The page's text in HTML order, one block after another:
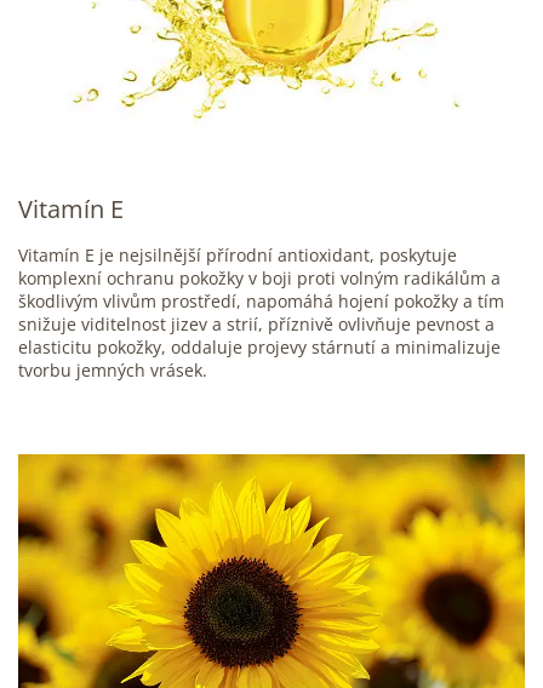
Vitamín E
Vitamín E je nejsilnější přírodní antioxidant, poskytuje
komplexní ochranu pokožky v boji proti volným radikálům a
škodlivým vlivům prostředí, napomáhá hojení pokožky a tím
snižuje viditelnost jizev a strií, příznivě ovlivňuje pevnost a
elasticitu pokožky, oddaluje projevy stárnutí a minimalizuje
tvorbu jemných vrásek.